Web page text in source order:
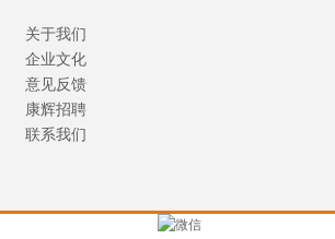
关于我们
企业文化
意见反馈
康辉招聘
联系我们